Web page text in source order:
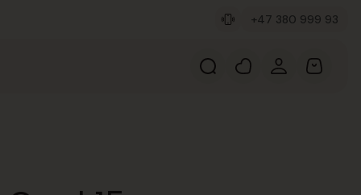
+47 380 999 93